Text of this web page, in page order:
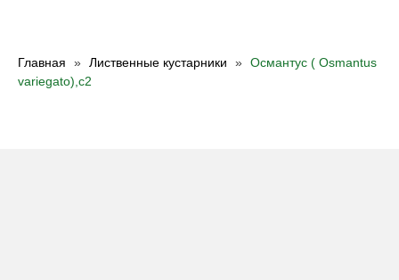
Главная Лиственные кустарники
Османтус ( Osmantus
variegato),c2